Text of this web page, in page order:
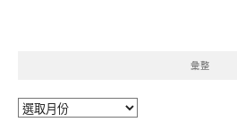
彙整
彙